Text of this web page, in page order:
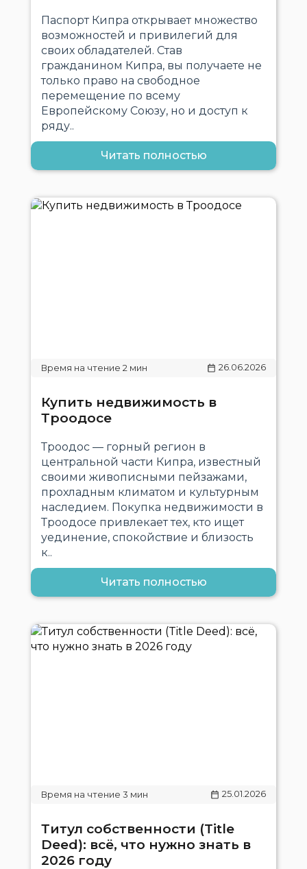
Паспорт Кипра открывает множество
возможностей и привилегий для
своих обладателей. Став
гражданином Кипра, вы получаете не
только право на свободное
перемещение по всему
Европейскому Союзу, но и доступ к
ряду..
Читать полностью
26.06.2026
Купить недвижимость в
Троодосе
Троодос — горный регион в
центральной части Кипра, известный
своими живописными пейзажами,
прохладным климатом и культурным
наследием. Покупка недвижимости в
Троодосе привлекает тех, кто ищет
уединение, спокойствие и близость
к..
Читать полностью
25.01.2026
Титул собственности (Title
Deed): всё, что нужно знать в
2026 году